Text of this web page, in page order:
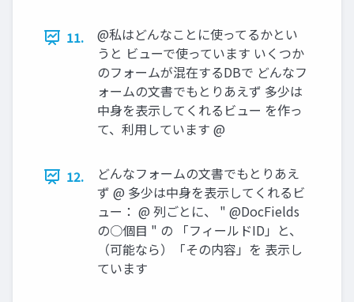
11.
@私はどんなことに使ってるかとい
うと ビューで使っています いくつか
のフォームが混在するDBで どんなフ
ォームの文書でもとりあえず 多少は
中身を表示してくれるビュー を作っ
て、利用しています @
12.
どんなフォームの文書でもとりあえ
ず @ 多少は中身を表示してくれるビ
ュー： @ 列ごとに、 " @DocFields
の○個目 " の 「フィールドID」と、
（可能なら）「その内容」を 表示し
ています